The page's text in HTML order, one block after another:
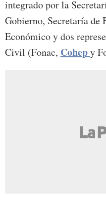
integrado por la
Gobierno, Secretaría de
Económico y dos
Civil (Fonac, Cohepy